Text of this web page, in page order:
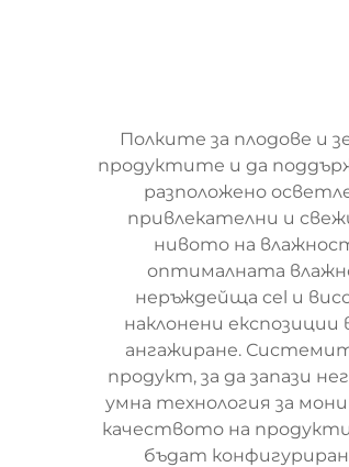
Полките за плодове и
продуктите и да
разположено
привлекателни и
нивото на
оптималната
неръждейща cel и
наклонени
ангажиране.
продукт, за да запази
умна технология за
качеството на
бъдат